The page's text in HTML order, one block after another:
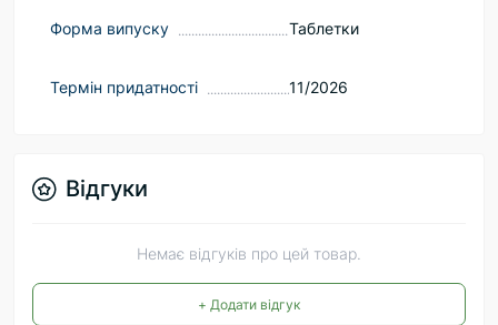
Форма випуску Таблетки
Термін придатності 11/2026
Відгуки
Немає відгуків про цей товар.
+ Додати відгук